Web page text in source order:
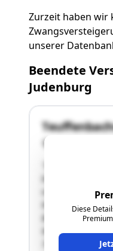
Zurzeit haben wir
unserer
Beendete
Judenburg
Diese
"Die
bis 10
von
Keller-, Erd- und 4
Bauakt beginnend
Wohnung Nr. 10